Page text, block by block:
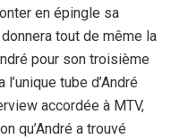
en épingle sa
tout de même la
pour son troisième
tube d’André
accordée à MTV,
qu’André a trouvé